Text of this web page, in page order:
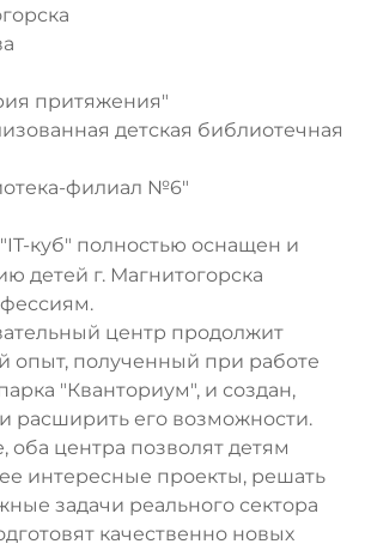
притяжения"
детская библиотечная
филиал №6"
куб" полностью оснащен и
детей г. Магнитогорска
центр продолжит
опыт, полученный при работе
"Кванториум", и создан,
расширить его возможности.
оба центра позволят детям
интересные проекты, решать
задачи реального сектора
качественно новых